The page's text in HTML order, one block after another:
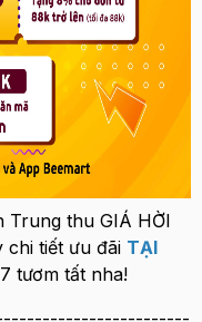
Trung thu GIÁ HỜI
chi tiết ưu đãi TẠI
tươm tất nha!